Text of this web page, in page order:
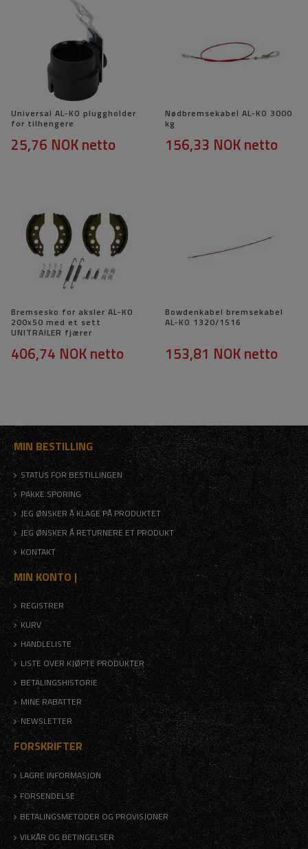
Universal AL-KO pluggholder
for tilhengere
25,76 NOKnetto
Nødbremsekabel AL-KO 3000
kg
156,33 NOKnetto
Bremsesko for aksler AL-KO
200x50 med et sett
UNITRAILER fjærer
406,74 NOKnetto
Bowdenkabel bremsekabel
AL-KO 1320/1516
153,81 NOKnetto
MIN BESTILLING
STATUS FOR BESTILLINGEN
PAKKE SPORING
JEG ØNSKER Å KLAGE PÅ PRODUKTET
JEG ØNSKER Å RETURNERE ET PRODUKT
KONTAKT
MIN KONTO |
REGISTRER
KURV
HANDLELISTE
LISTE OVER KJØPTE PRODUKTER
BETALINGSHISTORIE
MINE RABATTER
NEWSLETTER
FORSKRIFTER
LAGRE INFORMASJON
FORSENDELSE
BETALINGSMETODER OG PROVISJONER
VILKÅR OG BETINGELSER